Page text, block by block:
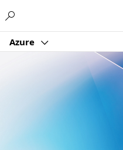
Azure